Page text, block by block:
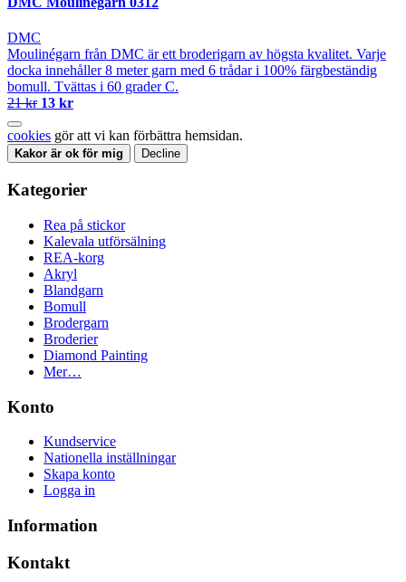
DMC
Moulinégarn från DMC är ett broderigarn av högsta kvalitet. Varje
docka innehåller 8 meter garn med 6 trådar i 100% färgbeständig
bomull. Tvättas i 60 grader C.
21 kr 13 kr
cookies gör att vi kan förbättra hemsidan.
Kakor är ok för mig Decline
Kategorier
Rea på stickor
Kalevala utförsälning
REA-korg
Akryl
Blandgarn
Bomull
Brodergarn
Broderier
Diamond Painting
Mer…
Konto
Kundservice
Nationella inställningar
Skapa konto
Logga in
Information
Kontakt